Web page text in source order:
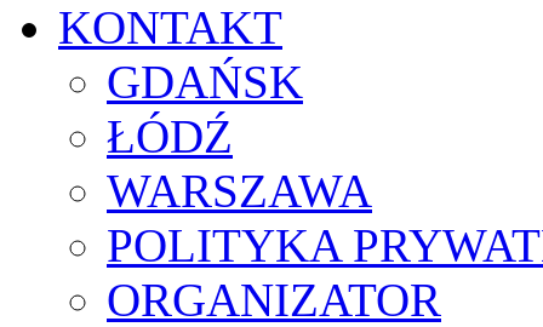
KONTAKT
GDAŃSK
ŁÓDŹ
WARSZAWA
POLITYKA
ORGANIZATOR